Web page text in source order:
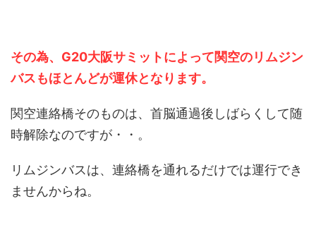
その為、G20大阪サミットによって関空のリムジン
バスもほとんどが運休となります。
関空連絡橋そのものは、首脳通過後しばらくして随
時解除なのですが・・。
リムジンバスは、連絡橋を通れるだけでは運行でき
ませんからね。